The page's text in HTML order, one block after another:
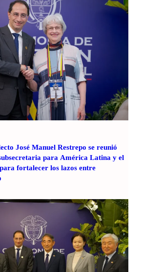
José Manuel Restrepo se reunió
para América Latina y el
fortalecer los lazos entre